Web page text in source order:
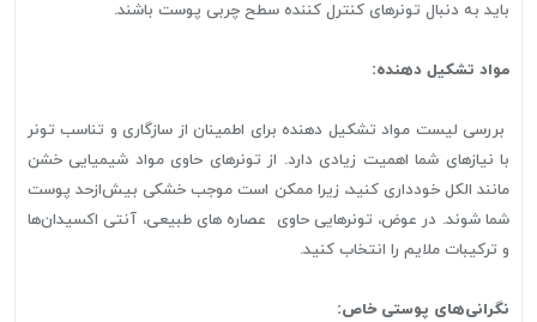
باید به دنبال تونرهای کنترل کننده سطح چربی پوست باشند.
مواد تشکیل دهنده:
بررسی لیست مواد تشکیل دهنده برای اطمینان از سازگاری و تناسب تونر
با نیازهای شما اهمیت زیادی دارد. از تونرهای حاوی مواد شیمیایی خشن
مانند الکل خودداری کنید، زیرا ممکن است موجب خشکی بیش‌از‌حد پوست
شما شوند. در عوض، تونرهایی حاوی عصاره های طبیعی، آنتی اکسیدان‌ها
و ترکیبات ملایم را انتخاب کنید.
نگرانی‌های پوستی خاص: